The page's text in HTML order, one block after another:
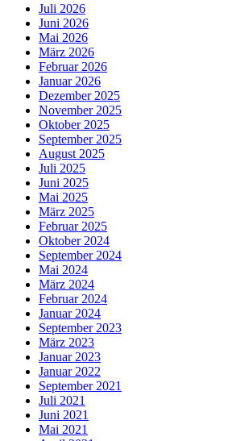
Juli 2026
Juni 2026
Mai 2026
März 2026
Februar 2026
Januar 2026
Dezember 2025
November 2025
Oktober 2025
September 2025
August 2025
Juli 2025
Juni 2025
Mai 2025
März 2025
Februar 2025
Oktober 2024
September 2024
Mai 2024
März 2024
Februar 2024
Januar 2024
September 2023
März 2023
Januar 2023
Januar 2022
September 2021
Juli 2021
Juni 2021
Mai 2021